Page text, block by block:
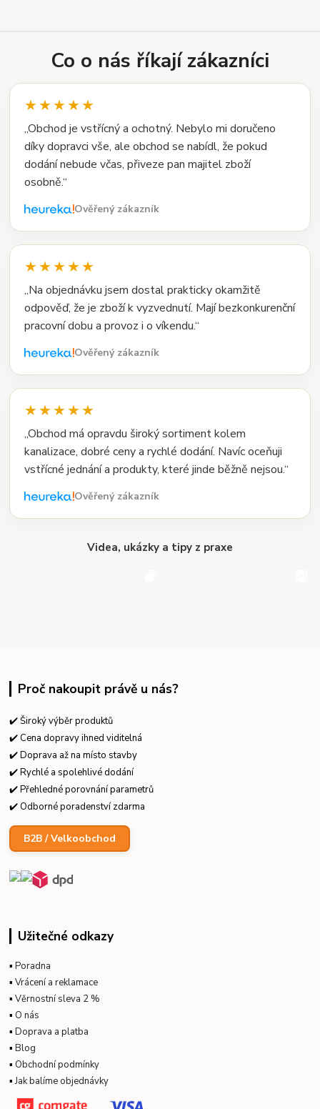
Co o nás říkají zákazníci
★★★★★
„Obchod je vstřícný a ochotný. Nebylo mi doručeno
díky dopravci vše, ale obchod se nabídl, že pokud
dodání nebude včas, přiveze pan majitel zboží
osobně.“
Ověřený zákazník
★★★★★
„Na objednávku jsem dostal prakticky okamžitě
odpověď, že je zboží k vyzvednutí. Mají bezkonkurenční
pracovní dobu a provoz i o víkendu.“
Ověřený zákazník
★★★★★
„Obchod má opravdu široký sortiment kolem
kanalizace, dobré ceny a rychlé dodání. Navíc oceňuji
vstřícné jednání a produkty, které jinde běžně nejsou.“
Ověřený zákazník
Videa, ukázky a tipy z praxe
Proč nakoupit právě u nás?
✔️ Široký výběr produktů
✔️ Cena dopravy ihned viditelná
✔️ Doprava až na místo stavby
✔️ Rychlé a spolehlivé dodání
✔️ Přehledné porovnání parametrů
✔️ Odborné poradenství zdarma
B2B / Velkoobchod
Užitečné odkazy
▪Poradna
▪Vrácení a reklamace
▪Věrnostní sleva 2 %
▪ O nás
▪Doprava a platba
▪Blog
▪ Obchodní podmínky
▪Jak balíme objednávky